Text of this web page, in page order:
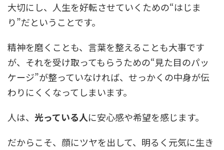
大切にし、人生を好転させていくための“はじま
り”だということです。
精神を磨くことも、言葉を整えることも大事です
が、それを受け取ってもらうための“見た目のパッ
ケージ”が整っていなければ、せっかくの中身が伝
わりにくくなってしまいます。
人は、 光っている人に安心感や希望を感じます。
だからこそ、顔にツヤを出して、明るく元気に生き